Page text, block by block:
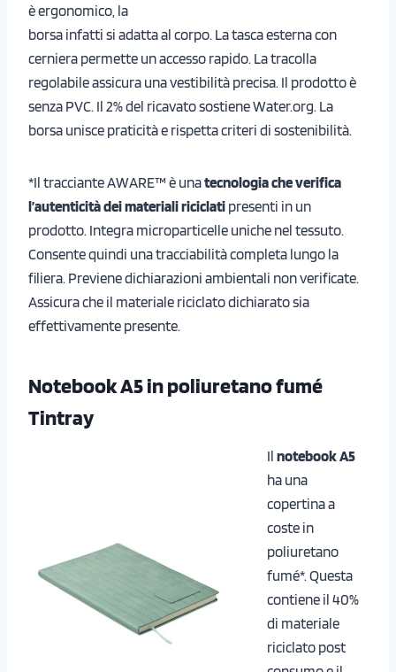
è ergonomico, la
borsa infatti si adatta al corpo. La tasca esterna con
cerniera permette un accesso rapido. La tracolla
regolabile assicura una vestibilità precisa. Il prodotto è
senza PVC. Il 2% del ricavato sostiene Water.org. La
borsa unisce praticità e rispetta criteri di sostenibilità.
*Il tracciante AWARE™ è unatecnologia che verifica
l’autenticità dei materiali riciclati presenti in un
prodotto. Integra microparticelle uniche nel tessuto.
Consente quindi una tracciabilità completa lungo la
filiera. Previene dichiarazioni ambientali non verificate.
Assicura che il materiale riciclato dichiarato sia
effettivamente presente.
Notebook A5 in poliuretano fumé
Tintray
Il notebook A5
ha una
copertina a
coste in
poliuretano
fumé*. Questa
contiene il 40%
di materiale
riciclato post